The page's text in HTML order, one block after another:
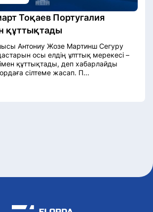
Тоқаев Португалия
құттықтады
Антониу Жозе Мартинш Сегуру
осы елдің ұлттық мерекесі –
құттықтады, деп хабарлайды
сілтеме жасап. П...